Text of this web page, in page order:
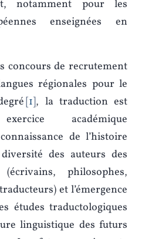
notamment pour les
enseignées en
concours de recrutement
régionales pour le
1 , la traduction est
académique
de l’histoire
des auteurs des
philosophes,
et l’émergence
études traductologiques
linguistique des futurs